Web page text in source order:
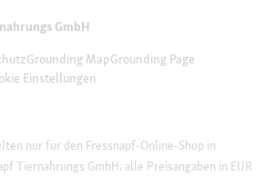
GmbH
Grounding MapGrounding Page
Einstellungen
nur für den Fressnapf-Online-Shop in
Tiernahrungs GmbH; alle Preisangaben in EUR